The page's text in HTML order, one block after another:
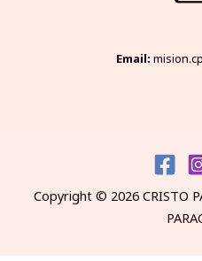
Email:
Copyright © 2026 CRISTO